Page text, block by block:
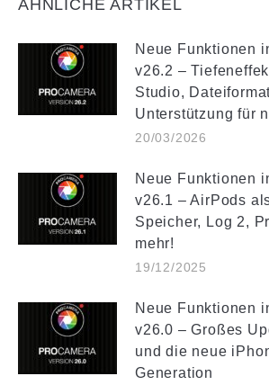
ÄHNLICHE ARTIKEL
Neue Funktionen
v26.2 –
Studio,
Unterstützung für
20/03/2026
Neue Funktionen
v26.1 – AirPods
Speicher, Log 2,
mehr!
19/12/2025
Neue Funktionen
v26.0 – Großes
und die neue
Generation